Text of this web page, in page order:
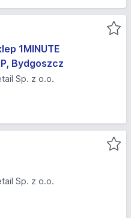
1MINUTE
Bydgoszcz​
Sp. z o.o.
Sp. z o.o.